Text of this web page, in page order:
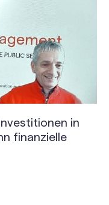
in
finanzielle